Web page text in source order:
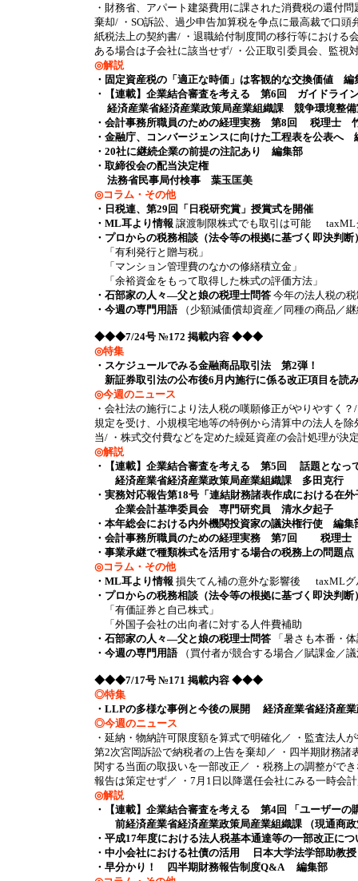
・財務省、アパート建築費用に課された消費税の還付
棄却/ ・SO訴訟、過少申告加算税を争点に最高裁で口
紙税法上の契約書/ ・退職給付制度間の移行等における
ある場合は子会社に該当せず/ ・公正取引委員会、監視
◎解説
・固定資産税の「適正な時価」は客観的な交換価値 編
・【連載】企業結合審査を考える 第6回 ガイドライ
経済産業省経済産業政策局産業組織課 競争環境整
・会計事務所職員のための経理実務 第8回 税理士
・金融庁、コンバージェンスに向けた工程表を公表へ
・20社に継続企業の前提の注記あり 編集部
・取締役会の配当決定権
法務省民事局付検事 葉玉匡美
◎コラム・その他
・日税連、第29回「日税研究賞」授賞式を開催
・ML耳より情報 譲渡制限株式でも取引は可能
・プロからの税務相談（法令等の根拠に基づく即決判
「有利発行と贈与税」
「マンション管理費のなかの修繕積立金」
「余裕資金をもって取得した株式の評価方法」
・石部家の人々―父と娘の税理士問答 今年の法人税の
・今週の専門用語
（少額減価償却資産／同種の商品／
◆◆◆7/24号 №172 掲載内容 ◆◆◆
◎特集
・スケジュールでみる金融商品取引法 第2弾！
新証券取引法の公布後6月内施行に係る改正項目を読
◎今週のニュース
・会社法の施行により法人税の嘆願修正がやりやすく
規定を受け、小規模宅地等の特例から清算中の法人を
当/ ・株式交付費などを定めた繰延資産の会計処理が決
◎解説
・【連載】企業結合審査を考える 第5回 話題となっ
経済産業省経済産業政策局産業組織課 多田克行
・実務対応報告第18号「連結財務諸表作成における在
企業会計基準委員会 専門研究員 清水夕起子
・本年総会における内外機関投資家の議決権行使 編集
・会計事務所職員のための経理実務 第7回 税理士
・事業承継で種類株式を活用する場合の税務上の問題
◎コラム・その他
・ML耳より情報 損失てん補の意外な影響後 taxML
・プロからの税務相談（法令等の根拠に基づく即決判
「有価証券と自己株式」
「外国子会社の出向者に対する人件費補助
・石部家の人々―父と娘の税理士問答 「暑さも本番・
・今週の専門用語
（買付者が競合する場合／賦課金／
◆◆◆7/17号 №171 掲載内容 ◆◆◆
◎特集
・LLPの多様な事例と今後の展開
経済産業省経済産
◎今週のニュース
・延納・物納許可限度額を算式で明確化／ ・監査法人
第2次宮岡訴訟で納税者の上告を棄却／ ・四半期財務
関する当面の取扱いを一部改正／ ・税務上の調整がで
報告は策定せず／ ・7月1日以降選任会社にみる一時会
◎解説
・【連載】企業結合審査を考える 第4回 「ユーザーの
前経済産業省経済産業政策局産業組織課 （現通商政
・平成17年度における法人税基本通達等の一部改正に
・中小会社における社債の活用 日本大学法学部助教
・早分かり！ 四半期財務報告制度Q&A 編集部